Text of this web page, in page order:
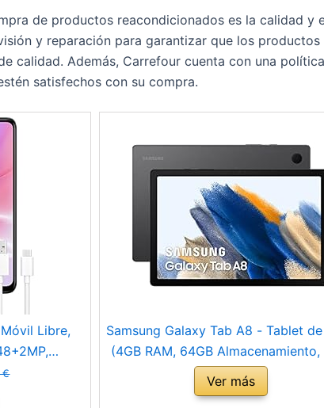
de productos reacondicionados es la calidad y
y reparación para garantizar que los productos
calidad. Además, Carrefour cuenta con una
satisfechos con su compra.
Libre,
5000mAh,
33W,
€
Samsung Galaxy Tab A8 - Tablet de
(4GB RAM, 64GB Almacenamiento,
Android 12) Gris - Versión
Ver más